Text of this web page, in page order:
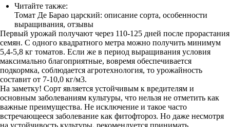
Читайте также:
Томат Де Барао царский: описание сорта, особенности
выращивания, отзывы
Первый урожай получают через 110-125 дней после прорастания
семян. С одного квадратного метра можно получить минимум
5,4-5,8 кг томатов. Если же в период выращивания условия
максимально благоприятные, вовремя обеспечивается
подкормка, соблюдается агротехнология, то урожайность
составит от 7-10,0 кг/м3.
На заметку! Сорт является устойчивым к вредителям и
основным заболеваниям культуры, что нельзя не отметить как
важные преимущества. Не исключение и такое часто
встречающееся заболевание как фитофтороз. Но даже несмотря
на устойчивость культуры, рекомендуется принимать